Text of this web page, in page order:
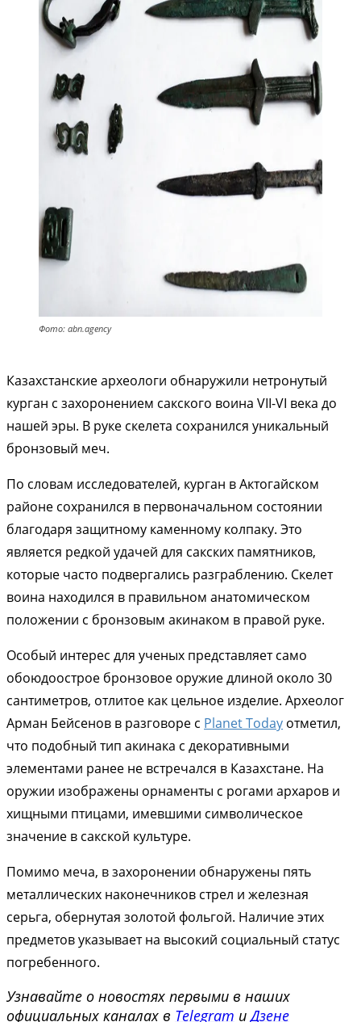
Фото: abn.agency
Казахстанские археологи обнаружили нетронутый
курган с захоронением сакского воина VII-VI века до
нашей эры. В руке скелета сохранился уникальный
бронзовый меч.
По словам исследователей, курган в Актогайском
районе сохранился в первоначальном состоянии
благодаря защитному каменному колпаку. Это
является редкой удачей для сакских памятников,
которые часто подвергались разграблению. Скелет
воина находился в правильном анатомическом
положении с бронзовым акинаком в правой руке.
Особый интерес для ученых представляет само
обоюдоострое бронзовое оружие длиной около 30
сантиметров, отлитое как цельное изделие. Археолог
Арман Бейсенов в разговоре с Planet Today отметил,
что подобный тип акинака с декоративными
элементами ранее не встречался в Казахстане. На
оружии изображены орнаменты с рогами архаров и
хищными птицами, имевшими символическое
значение в сакской культуре.
Помимо меча, в захоронении обнаружены пять
металлических наконечников стрел и железная
серьга, обернутая золотой фольгой. Наличие этих
предметов указывает на высокий социальный статус
погребенного.
Узнавайте о новостях первыми в наших
официальных каналах в Telegram иДзене